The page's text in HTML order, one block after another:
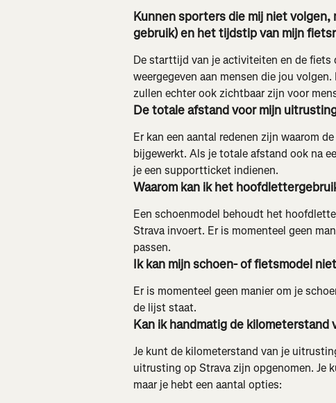
Kunnen sporters die mij niet
gebruik) en het tijdstip van mijn
De starttijd van je activiteiten en de fiets
weergegeven aan mensen die jou
zullen echter ook zichtbaar zijn voor
De totale afstand voor mijn
Er kan een aantal redenen zijn waarom
bijgewerkt. Als je totale afstand ook na
je een supportticket indienen.
Waarom kan ik het
Een schoenmodel behoudt het
Strava invoert. Er is momenteel geen
passen.
Ik kan mijn schoen- of fietsmodel
Er is momenteel geen manier om je
de lijst staat.
Kan ik handmatig de kilometerstand
Je kunt de kilometerstand van je
uitrusting op Strava zijn opgenomen. Je
maar je hebt een aantal opties: